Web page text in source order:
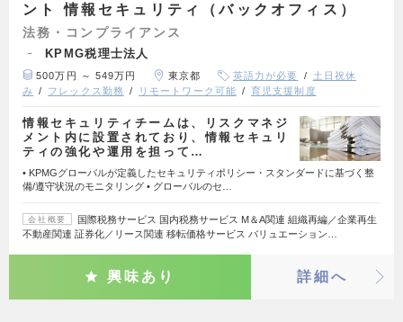
ント 情報セキュリティ（バックオフィス）
法務・コンプライアンス
KPMG税理士法人
500万円 ～ 549万円 東京都 英語力が必要
土日祝休
み
フレックス勤務 リモートワーク可能 育児支援制度
情報セキュリティチームは、リスクマネジ
メント内に設置されており、情報セキュリ
ティの強化や運用を担って…
• KPMGグローバルが定義したセキュリティポリシー・スタンダードに基づく整
備/遵守状況のモニタリング • グローバルのセ…
会社概要
国際税務サービス 国内税務サービス M＆A関連 組織再編／企業再生
不動産関連 証券化／リース関連 移転価格サービス バリュエーション…
興味あり 詳細へ